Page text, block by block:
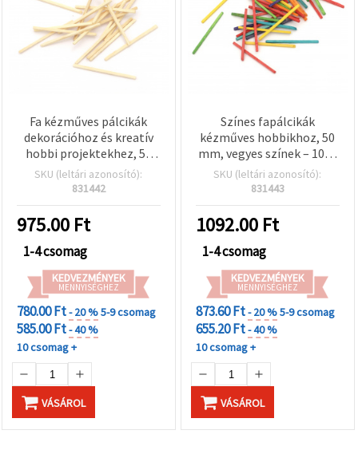
Fa kézműves pálcikák
dekorációhoz és kreatív
hobbi projektekhez, 55
mm - 1000 db
SKU (leltári azonosító):
831442
975.00 Ft
1-4 csomag
KEDVEZMÉNYEK
MENNYISÉGHEZ
780.00 Ft- 20 %5-9 csomag
585.00 Ft- 40 %
10 csomag +
VÁSÁROL
Színes fapálcikák
kézműves hobbikhoz, 50
mm, vegyes színek – 1000
db-os csomag
SKU (leltári azonosító):
831443
1092.00 Ft
1-4 csomag
KEDVEZMÉNYEK
MENNYISÉGHEZ
873.60 Ft- 20 %5-9 csomag
655.20 Ft- 40 %
10 csomag +
VÁSÁROL